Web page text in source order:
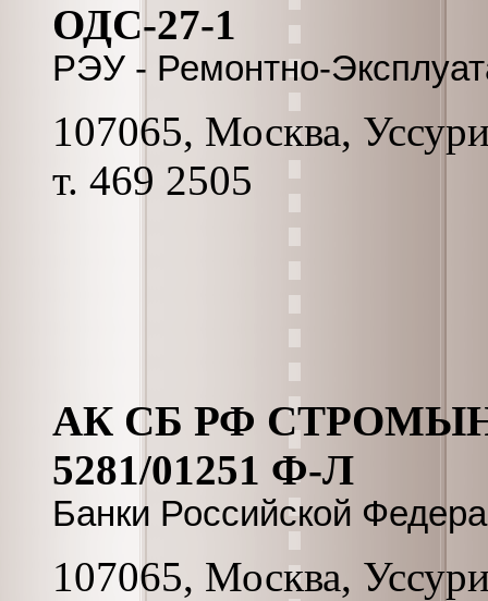
ОДС-27-1
РЭУ - Ремонтно-
107065, Москва,
т. 469 2505
АК СБ РФ
5281/01251 Ф-Л
Банки Российской
107065, Москва,